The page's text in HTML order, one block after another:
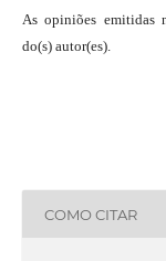
As opiniões emitidas
do(s) autor(es).
COMO CITAR